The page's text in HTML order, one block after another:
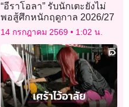
“อีราโอลา” รับนักเตะยังไม่
พอสู้ศึกหนักฤดูกาล 2026/27
14 กรกฎาคม 2569 1:02 น.